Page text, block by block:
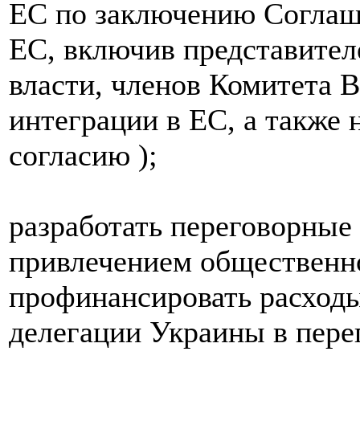
ЕС по заключению
ЕС, включив
власти, членов Комитета
интеграции в ЕС, а также
согласию );
разработать
привлечением
профинансировать
делегации Украины в